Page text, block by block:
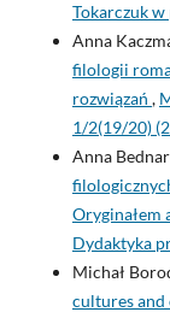
Tokarczuk w
Anna
filologii
rozwiązań ,
1/2(19/20)
Anna
Oryginałem
Dydaktyka
Michał
cultures and